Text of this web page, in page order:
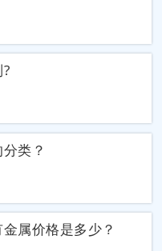
类？
属价格是多少？